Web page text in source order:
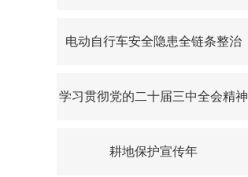
电动自行车安全隐患全链条整治
学习贯彻党的二十届三中全会精神
耕地保护宣传年